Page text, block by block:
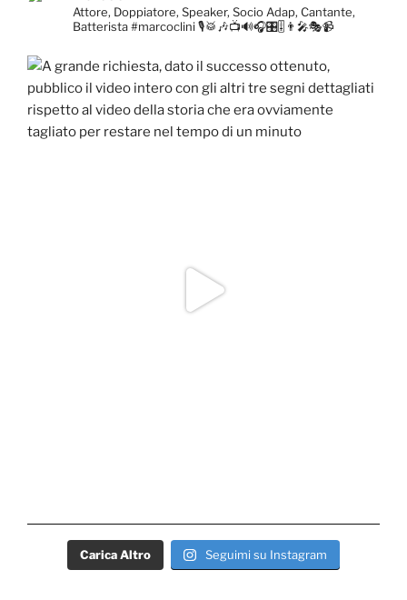
Attore, Doppiatore, Speaker, Socio Adap, Cantante,
Batterista#marcoclini 🎙️🥁🎶📺🔊🎧🎛️🎚️👨‍🎤🎭📹
Carica Altro Seguimi su Instagram